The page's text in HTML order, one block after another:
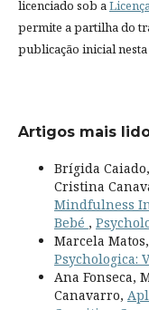
licenciado sob a
permite a partilha do
publicação inicial
Artigos mais
Brígida
Cristina
Mindfulness
Bebé ,
Marcela
Psychologica:
Ana Fonseca,
Canavarro,